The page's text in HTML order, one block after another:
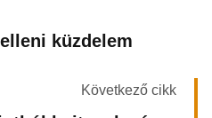
küzdelem
Következő cikk